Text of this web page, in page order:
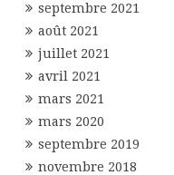
septembre 2021
août 2021
juillet 2021
avril 2021
mars 2021
mars 2020
septembre 2019
novembre 2018